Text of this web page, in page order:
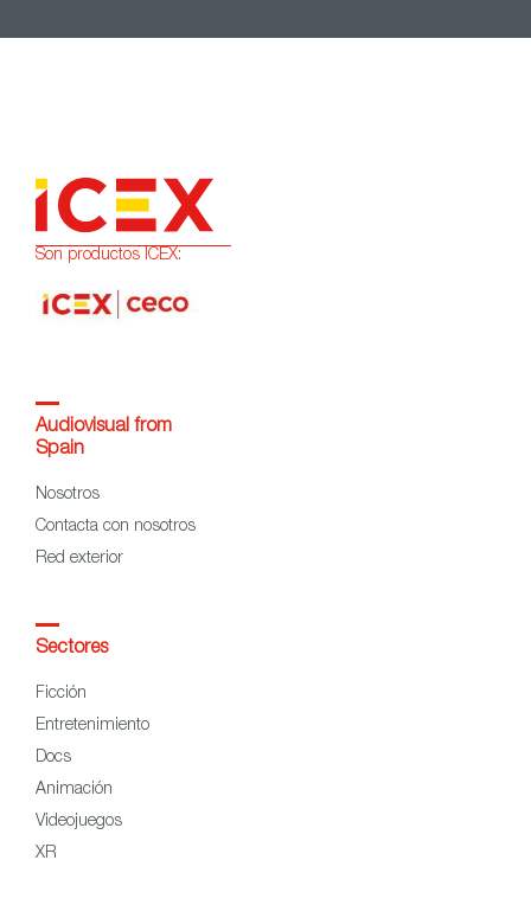
Son productos ICEX:
Audiovisual from
Spain
Nosotros
Contacta con nosotros
Red exterior
Sectores
Ficción
Entretenimiento
Docs
Animación
Videojuegos
XR